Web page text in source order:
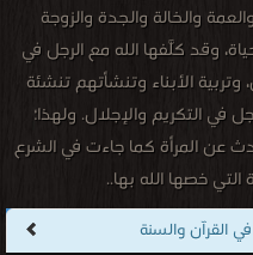
وقد كلَّفها الله مع الرجل في
الأبناء وتنشأتهم تنشئة
في التكريم والإجلال. ولهذا؛
المرأة كما جاءت في الشرع
خصها الله بها..
القرآن والسنة